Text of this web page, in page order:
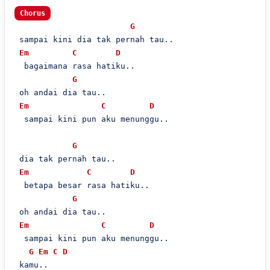
Chorus
G
sampai kini dia tak pernah tau..
Em
C
D
  bagaimana rasa hatiku..
G
oh andai dia tau..
Em
C
D
  sampai kini pun aku menunggu..
G
dia tak pernah tau..
Em
C
D
  betapa besar rasa hatiku..
G
oh andai dia tau..
Em
C
D
  sampai kini pun aku menunggu..
G
Em C D
kamu..